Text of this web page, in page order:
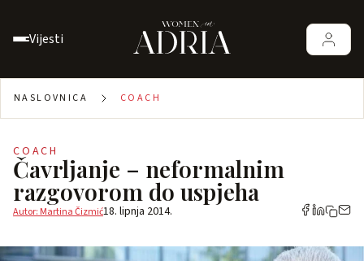
Vijesti
NASLOVNICA COACH
COACH
Čavrljanje – neformalnim
razgovorom do uspjeha
Autor: Martina Čizmić18. lipnja 2014.